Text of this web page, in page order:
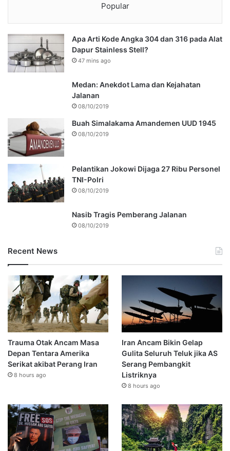
Popular
Apa Arti Kode Angka 304 dan 316 pada Alat
Dapur Stainless Stell?
47 mins ago
Medan: Anekdot Lama dan Kejahatan
Jalanan
08/10/2019
Buah Simalakama Amandemen UUD 1945
08/10/2019
Pelantikan Jokowi Dijaga 27 Ribu Personel
TNI-Polri
08/10/2019
Nasib Tragis Pemberang Jalanan
08/10/2019
Recent News
Trauma Otak Ancam Masa
Depan Tentara Amerika
Serikat akibat Perang Iran
8 hours ago
Iran Ancam Bikin Gelap
Gulita Seluruh Teluk jika AS
Serang Pembangkit
Listriknya
8 hours ago